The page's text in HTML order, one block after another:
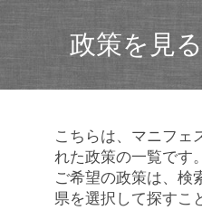
政策を見
こちらは、マニフェ
れた政策の一覧です。
ご希望の政策は、検
県を選択して探すこ